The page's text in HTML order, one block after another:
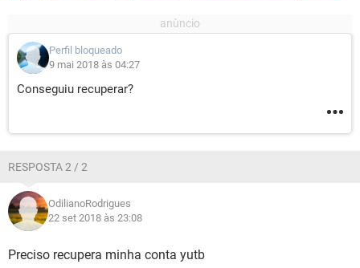
Perfil bloqueado
9 mai 2018 às 04:27
Conseguiu recuperar?
RESPOSTA 2 / 2
OdilianoRodrigues
22 set 2018 às 23:08
Preciso recupera minha conta yutb